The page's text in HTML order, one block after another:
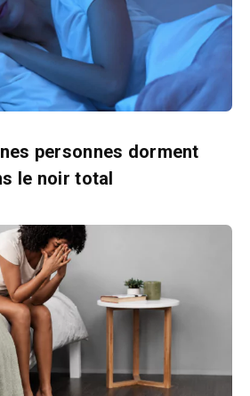
personnes dorment
le noir total